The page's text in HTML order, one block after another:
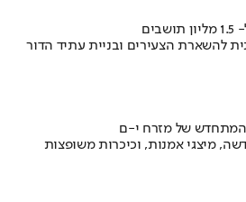
להשארת הצעירים ובניית עתיד הדור
המתחדש של מזרח י-ם
מיצגי אמנות, וכיכרות משופצות